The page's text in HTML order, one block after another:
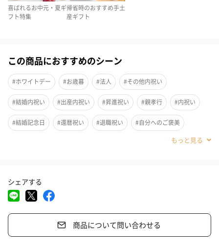
「果肉入りすりおろしりんご」は、長野県産の葉とらず栽培の
「ふじ」を美味しい時期に収穫した果肉たっぷりの100％ジュース
です。
セット内容
喜ばれるお中元・夏ギ
フト特集
帰省時のおすすめ手土
産ギフト
この商品におすすめのシーン
#ホワイトデー #お歳暮 #法人 #その他内祝い
#結婚内祝い #出産内祝い #昇進祝い #親孝行 #内祝い
#結婚記念日 #還暦祝い #退職祝い #自分へのご褒美
#お礼 #お祝い
#結婚祝い
#部下男性 #弟 #義父 #義母
シェアする
商品について問い合わせる